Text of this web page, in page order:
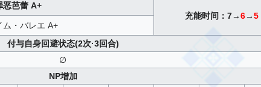
恶芭蕾 A+
充能时间：7→6→5
ム・バレエ A+
付与自身回避状态(2次·3回合)
∅
NP增加